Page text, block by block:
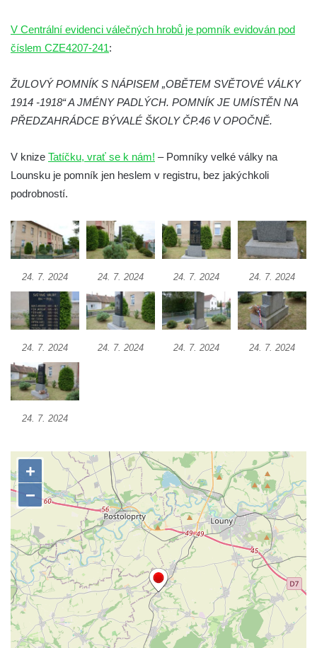
náměstí J. V. Kamarýta ve Velešíně
Pomník obětem 1. a 2. světové války v
Hrob Petera Korgera a Petra Štindla na
hřbitově v Římově
Předoníně
Pomník obětem 2. světové války v Plavu
Pamětní deska obětem 1. světové války v
Kenotaf Pepiho Meisela na hřbitově v
Dolním Podluží
Kenotaf Leopolda Malata na hřbitově v
Dolním Podluží
Kenotaf Antona Klause na hřbitově v
Dolním Podluží
Kenotaf Josefa Stolle na hřbitově v Dolním
Podluží
židovském hřbitově v Mostě
Hrob Aloise Podrábského na hřbitově v
Račicích
Pamětní deska Miroslava Švice na domě
čp. 43 v Lužci nad Vltavou
Pomník obětem 2. světové války v ulici 1.
máje v Lužci nad Vltavou
Pomník obětem válek v ulici 1. máje v Lužci
nad Vltavou
Hrob Vladislava Neumana v Hostíně u
V Centrální evidenci válečných hrobů je pomník evidován pod
číslem CZE4207-241:
ŽULOVÝ POMNÍK S NÁPISEM „OBĚTEM SVĚTOVÉ VÁLKY
1914 -1918“ A JMÉNY PADLÝCH. POMNÍK JE UMÍSTĚN NA
PŘEDZAHRÁDCE BÝVALÉ ŠKOLY ČP.46 V OPOČNĚ.
V knize Tatíčku, vrať se k nám! – Pomníky velké války na
Lounsku je pomník jen heslem v registru, bez jakýchkoli
podrobností.
24. 7. 2024 24. 7. 2024 24. 7. 2024 24. 7. 2024
24. 7. 2024 24. 7. 2024 24. 7. 2024 24. 7. 2024
24. 7. 2024